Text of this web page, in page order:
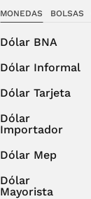
MONEDAS BOLSAS
Dólar BNA
Dólar Informal
Dólar Tarjeta
Dólar
Importador
Dólar Mep
Dólar
Mayorista